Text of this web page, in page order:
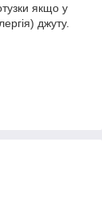
якщо у
джуту.